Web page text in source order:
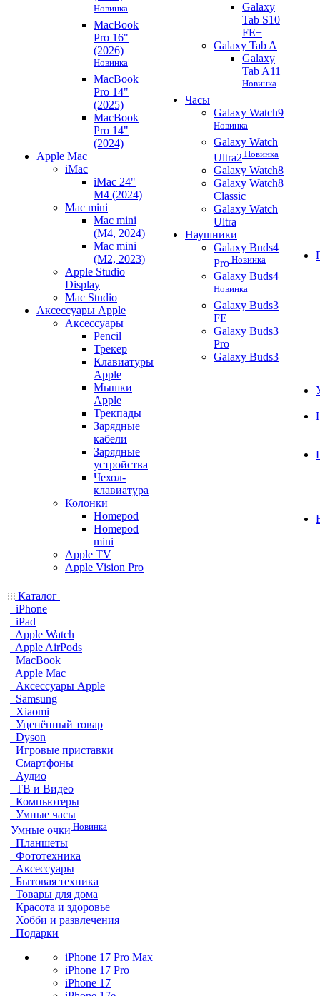
Новинка
MacBook
Pro 16"
(2026)
Новинка
MacBook
Pro 14"
(2025)
MacBook
Pro 14"
(2024)
Apple Mac
iMac
iMac 24"
M4 (2024)
Mac mini
Mac mini
(M4, 2024)
Mac mini
(M2, 2023)
Apple Studio
Display
Mac Studio
Аксессуары Apple
Аксессуары
Pencil
Трекер
Клавиатуры
Apple
Мышки
Apple
Трекпады
Зарядные
кабели
Зарядные
устройства
Чехол-
клавиатура
Колонки
Homepod
Homepod
mini
Apple TV
Apple Vision Pro
Galaxy
Tab S10
FE+
Galaxy Tab A
Galaxy
Tab A11
Новинка
Часы
Galaxy Watch9
Новинка
Galaxy Watch
Ultra2 Новинка
Galaxy Watch8
Galaxy Watch8
Classic
Galaxy Watch
Ultra
Наушники
Galaxy Buds4
Pro Новинка
Galaxy Buds4
Новинка
Galaxy Buds3
FE
Galaxy Buds3
Pro
Galaxy Buds3
Каталог
iPhone
iPad
Apple Watch
Apple AirPods
MacBook
Apple Mac
Аксессуары Apple
Samsung
Xiaomi
Уценённый товар
Dyson
Игровые приставки
Смартфоны
Аудио
ТВ и Видео
Компьютеры
Умные часы
Умные очки Новинка
Планшеты
Фототехника
Аксессуары
Бытовая техника
Товары для дома
Красота и здоровье
Хобби и развлечения
Подарки
iPhone 17 Pro Max
iPhone 17 Pro
iPhone 17